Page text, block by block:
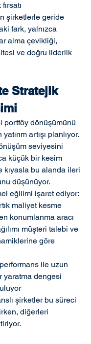
şirketlerle geride
fark, yalnızca
alma çevikliği,
ve doğru liderlik
Stratejik
portföy dönüşümünü
artışı planlıyor.
seviyesini
küçük bir kesim
kıyasla bu alanda ileri
düşünüyor.
eğilimi işaret ediyor:
maliyet kesme
konumlanma aracı
müşteri talebi ve
göre
ile uzun
yaratma dengesi
şirketler bu süreci
diğerleri